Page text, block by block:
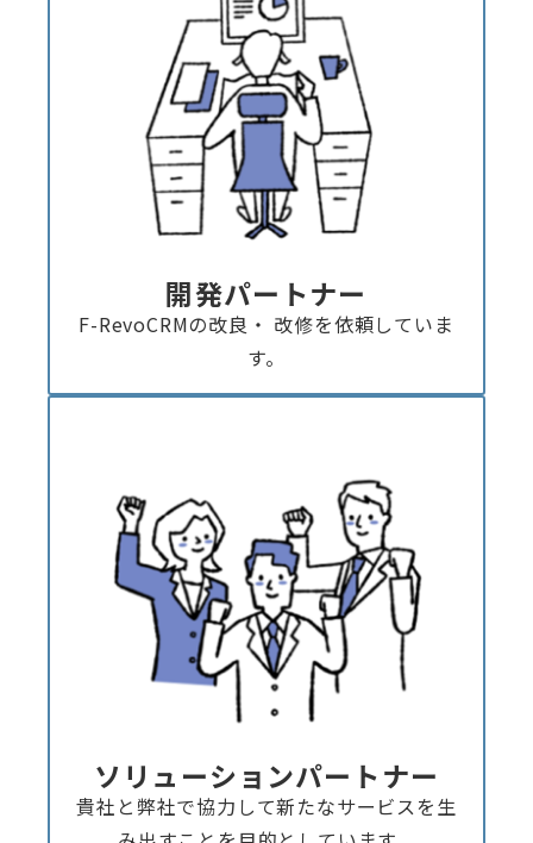
開発パートナー
F-RevoCRMの改良・ 改修を依頼していま
す。
ソリューションパートナー
貴社と弊社で協力して新たなサービスを生